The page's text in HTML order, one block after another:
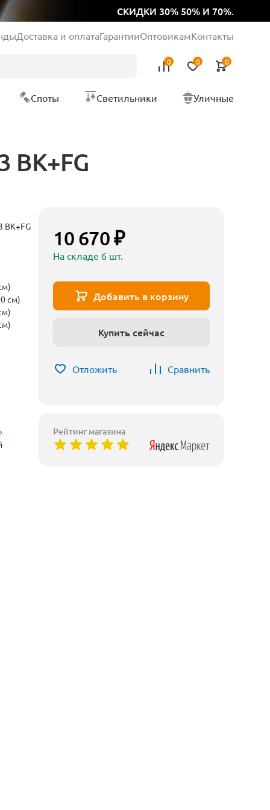
СКИДКИ 30% 50% И 70%.
Доставка и оплатаГарантииОптовикамКонтакты
0 0 0
Споты Светильники Уличные
BK+FG
BK+FG
см)
10 670 ₽
На складе 6 шт.
Добавить в корзину
Купить сейчас
Отложить Сравнить
Рейтинг магазина